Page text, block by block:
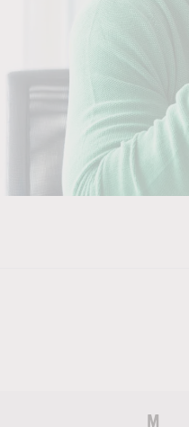
M